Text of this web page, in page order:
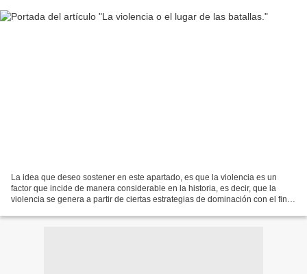
La idea que deseo sostener en este apartado, es que la violencia es un
factor que incide de manera considerable en la historia, es decir, que la
violencia se genera a partir de ciertas estrategias de dominación con el fin